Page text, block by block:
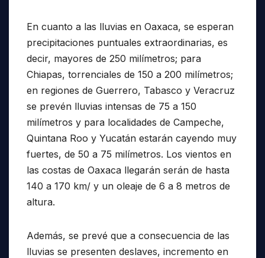
En cuanto a las lluvias en Oaxaca, se esperan
precipitaciones puntuales extraordinarias, es
decir, mayores de 250 milímetros; para
Chiapas, torrenciales de 150 a 200 milímetros;
en regiones de Guerrero, Tabasco y Veracruz
se prevén lluvias intensas de 75 a 150
milímetros y para localidades de Campeche,
Quintana Roo y Yucatán estarán cayendo muy
fuertes, de 50 a 75 milímetros. Los vientos en
las costas de Oaxaca llegarán serán de hasta
140 a 170 km/ y un oleaje de 6 a 8 metros de
altura.
Además, se prevé que a consecuencia de las
lluvias se presenten deslaves, incremento en